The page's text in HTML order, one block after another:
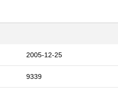
2005-12-25
9339